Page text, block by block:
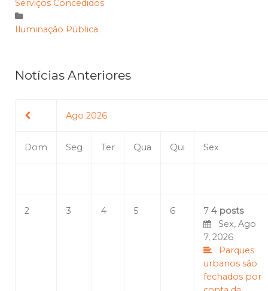
Serviços Concedidos
Iluminação Pública
Notícias Anteriores
Ago 2026
Dom Seg Ter Qua Qui Sex
2 3 4 5 6 7 4 posts
Sex, Ago
7, 2026
Parques
urbanos são
fechados por